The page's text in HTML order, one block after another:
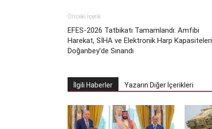
Önceki İçerik
EFES-2026 Tatbikatı Tamamlandı: Amfibi
Harekat, SİHA ve Elektronik Harp Kapasiteleri
Doğanbey’de Sınandı
İlgili Haberler Yazarın Diğer İçerikleri